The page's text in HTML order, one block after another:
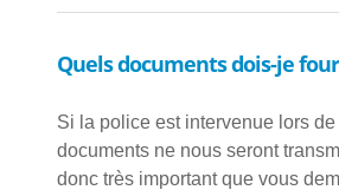
Quels documents dois-je
Si la police est intervenue lors
documents ne nous seront
donc très important que vous